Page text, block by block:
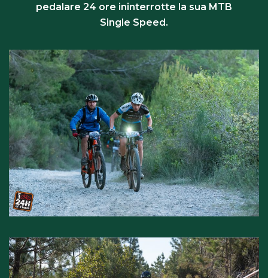
pedalare 24 ore ininterrotte la sua MTB
Single Speed.